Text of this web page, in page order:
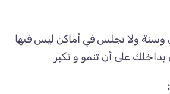
وسنة ولا تجلس في أماكن ليس فيها
على أن تنمو و تكبر